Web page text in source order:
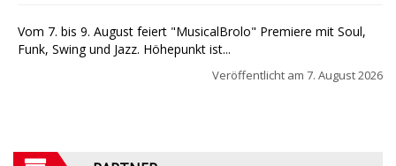
Vom 7. bis 9. August feiert "MusicalBrolo" Premiere mit Soul,
Funk, Swing und Jazz. Höhepunkt ist...
Veröffentlicht am 7. August 2026